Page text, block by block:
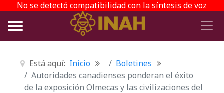
No se detectó compatibilidad con la síntesis de voz
Está aquí: Inicio
Boletines
Autoridades canadienses ponderan el éxito
de la exposición Olmecas y las civilizaciones del